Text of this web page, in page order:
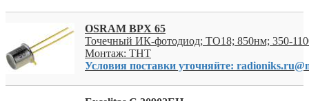
OSRAM BPX 65
Точечный ИК-фотодиод; TO18; 850нм; 350-
Монтаж: THT
Условия поставки уточняйте: